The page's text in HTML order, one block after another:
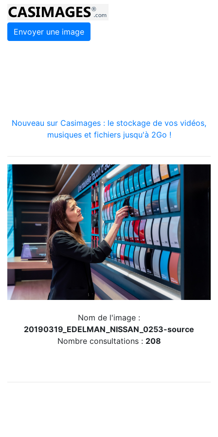
Envoyer une image
Nouveau sur Casimages : le stockage de vos vidéos,
musiques et fichiers jusqu'à 2Go !
Nom de l'image :
20190319_EDELMAN_NISSAN_0253-source
Nombre consultations : 208